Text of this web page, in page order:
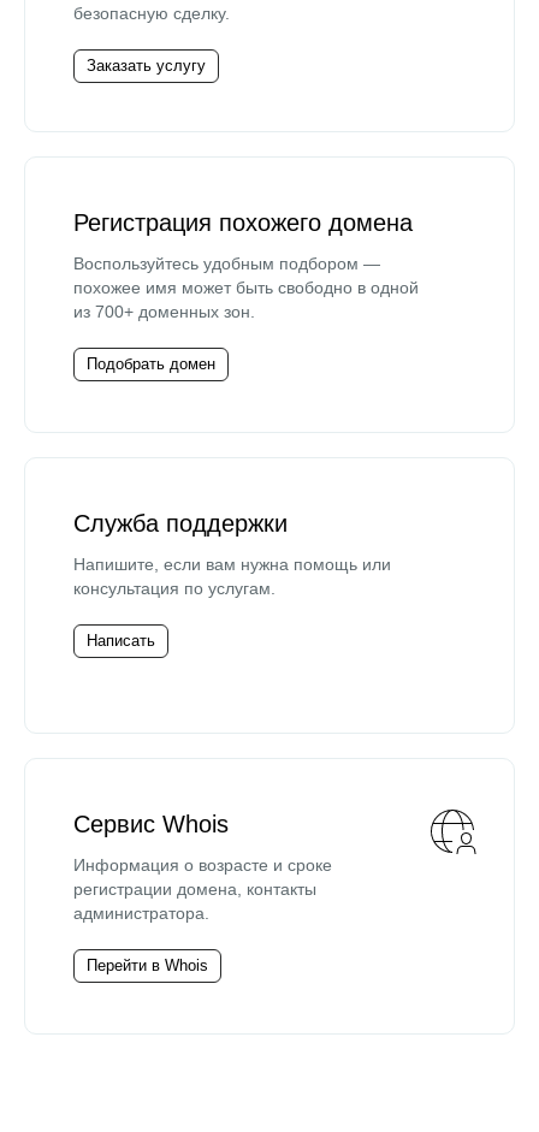
безопасную сделку.
Заказать услугу
Регистрация похожего домена
Воспользуйтесь удобным подбором —
похожее имя может быть свободно в одной
из 700+ доменных зон.
Подобрать домен
Служба поддержки
Напишите, если вам нужна помощь или
консультация по услугам.
Написать
Сервис Whois
Информация о возрасте и сроке
регистрации домена, контакты
администратора.
Перейти в Whois